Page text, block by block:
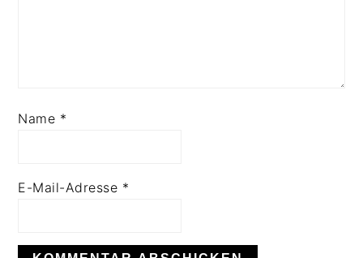
Name *
E-Mail-Adresse *